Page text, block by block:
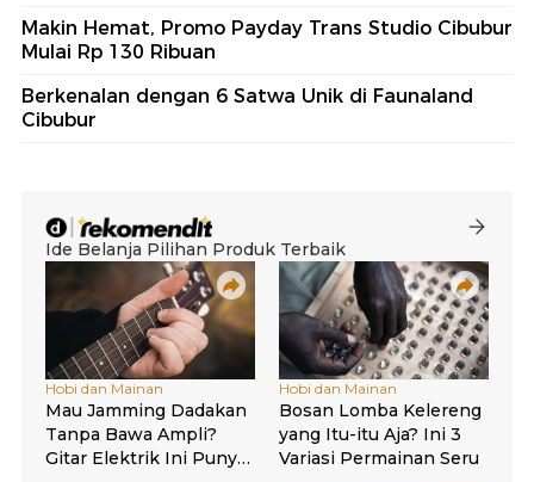
Makin Hemat, Promo Payday Trans Studio Cibubur
Mulai Rp 130 Ribuan
Berkenalan dengan 6 Satwa Unik di Faunaland
Cibubur